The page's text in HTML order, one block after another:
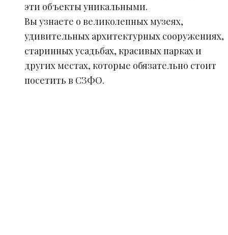
эти объекты уникальными.
Вы узнаете о великолепных музеях,
удивительных архитектурных сооружениях,
старинных усадьбах, красивых парках и
других местах, которые обязательно стоит
посетить в СЗФО.